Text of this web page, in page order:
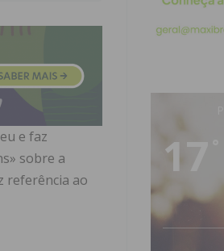
e faz
sobre a
referência ao
17